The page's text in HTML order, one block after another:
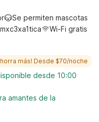
Se permiten mascotas
Wi-Fi gratis
más! Desde $70/noche
desde 10:00
amantes de la